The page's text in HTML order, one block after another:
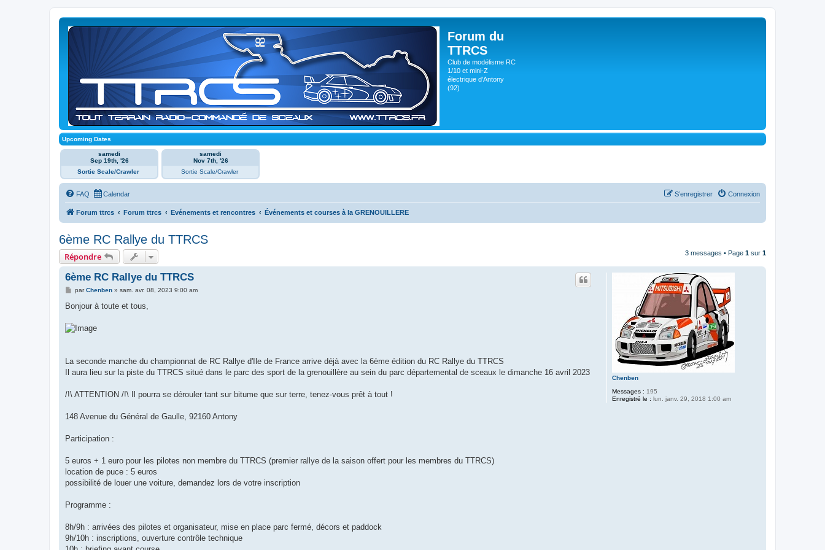
Forum du
TTRCS
Club de modélisme RC
1/10 et mini-Z
électrique d'Antony
(92)
Upcoming Dates
samedi
Sep 19th, '26
Sortie Scale/Crawler
samedi
Nov 7th, '26
Sortie Scale/Crawler
FAQ Calendar Connexion
S’enregistrer
Forum ttrcs Forum ttrcs Evénements et rencontres Événements et courses à la GRENOUILLERE
6ème RC Rallye du TTRCS
Répondre 3 messages • Page 1 sur 1
Chenben
Messages : 195
Enregistré le : lun. janv. 29, 2018 1:00 am
6ème RC Rallye du TTRCS
M
s
g
e
parChenben» sam. avr. 08, 2023 9:00 am
Bonjour à toute et tous,
La seconde manche du championnat de RC Rallye d'Ile de France arrive déjà avec la 6ème édition du RC Rallye du TTRCS
Il aura lieu sur la piste du TTRCS situé dans le parc des sport de la grenouillère au sein du parc départemental de sceaux le dimanche 16 avril 2023
/!\ ATTENTION /!\ Il pourra se dérouler tant sur bitume que sur terre, tenez-vous prêt à tout !
148 Avenue du Général de Gaulle, 92160 Antony
Participation :
5 euros + 1 euro pour les pilotes non membre du TTRCS (premier rallye de la saison offert pour les membres du TTRCS)
location de puce : 5 euros
possibilité de louer une voiture, demandez lors de votre inscription
Programme :
8h/9h : arrivées des pilotes et organisateur, mise en place parc fermé, décors et paddock
9h/10h : inscriptions, ouverture contrôle technique